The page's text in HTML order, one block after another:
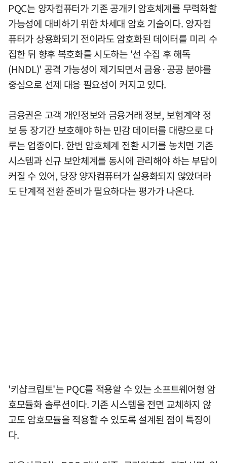
PQC는 양자컴퓨터가 기존 공개키 암호체계를 무력화할
가능성에 대비하기 위한 차세대 암호 기술이다. 양자컴
퓨터가 상용화되기 전이라도 암호화된 데이터를 미리 수
집한 뒤 향후 복호화를 시도하는 '선 수집 후 해독
(HNDL)' 공격 가능성이 제기되면서 금융·공공 분야를
중심으로 선제 대응 필요성이 커지고 있다.
금융권은 고객 개인정보와 금융거래 정보, 보험계약 정
보 등 장기간 보호해야 하는 민감 데이터를 대량으로 다
루는 업종이다. 한번 암호체계 전환 시기를 놓치면 기존
시스템과 신규 보안체계를 동시에 관리해야 하는 부담이
커질 수 있어, 당장 양자컴퓨터가 실용화되지 않았더라
도 단계적 전환 준비가 필요하다는 평가가 나온다.
'키샵크립토'는 PQC를 적용할 수 있는 소프트웨어형 암
호모듈화 솔루션이다. 기존 시스템을 전면 교체하지 않
고도 암호모듈을 적용할 수 있도록 설계된 점이 특징이
다.